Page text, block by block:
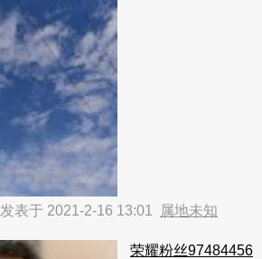
发表于 2021-2-16 13:01 属地未知
荣耀粉丝97484456